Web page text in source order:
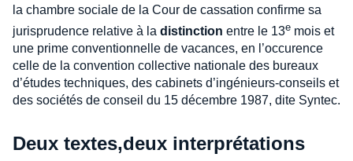
la chambre sociale de la Cour de cassation confirme sa
jurisprudence relative à la distinction entre le 13e mois et
une prime conventionnelle de vacances, en l’occurence
celle de la convention collective nationale des bureaux
d’études techniques, des cabinets d’ingénieurs-conseils et
des sociétés de conseil du 15 décembre 1987, dite Syntec.
Deux textes,deux interprétations